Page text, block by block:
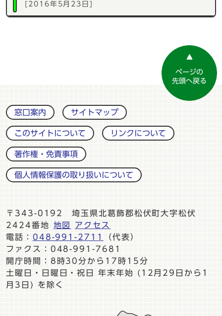
[2016年5月23日]
ページの
先頭へ戻る
窓口案内 サイトマップ
このサイトについて リンクについて
著作権・免責事項
個人情報保護の取り扱いについて
〒343-0192 埼玉県北葛飾郡松伏町大字松伏
2424番地
地図
アクセス
電話： 048-991-2711
（代表）
ファクス：048-991-7681
開庁時間：8時30分から17時15分
土曜日・日曜日・祝日 年末年始 (12月29日から1
月3日) を除く